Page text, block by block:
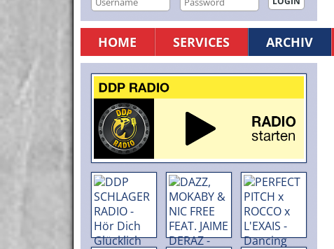
HOME SERVICES ARCHIV